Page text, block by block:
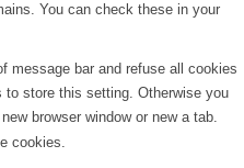
You can check these in your
message bar and refuse all cookies
store this setting. Otherwise you
browser window or new a tab.
cookies.